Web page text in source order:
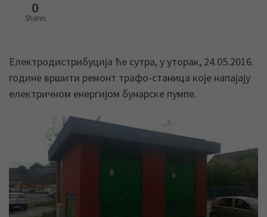
0
Shares
Електродистрибуција ће сутра, у уторак, 24.05.2016.
године вршити ремонт трафо-станица које напајају
електричном енергијом бунарске пумпе.